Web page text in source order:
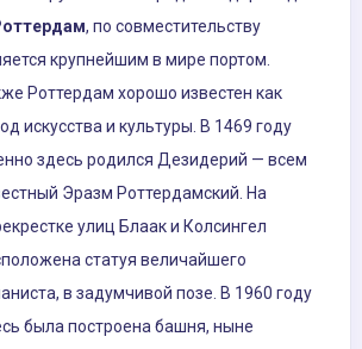
, по совместительству
крупнейшим в мире портом.
Роттердам хорошо известен как
искусства и культуры. В 1469 году
здесь родился Дезидерий — всем
Эразм Роттердамский. На
улиц Блаак и Колсингел
статуя величайшего
в задумчивой позе. В 1960 году
была построена башня, ныне